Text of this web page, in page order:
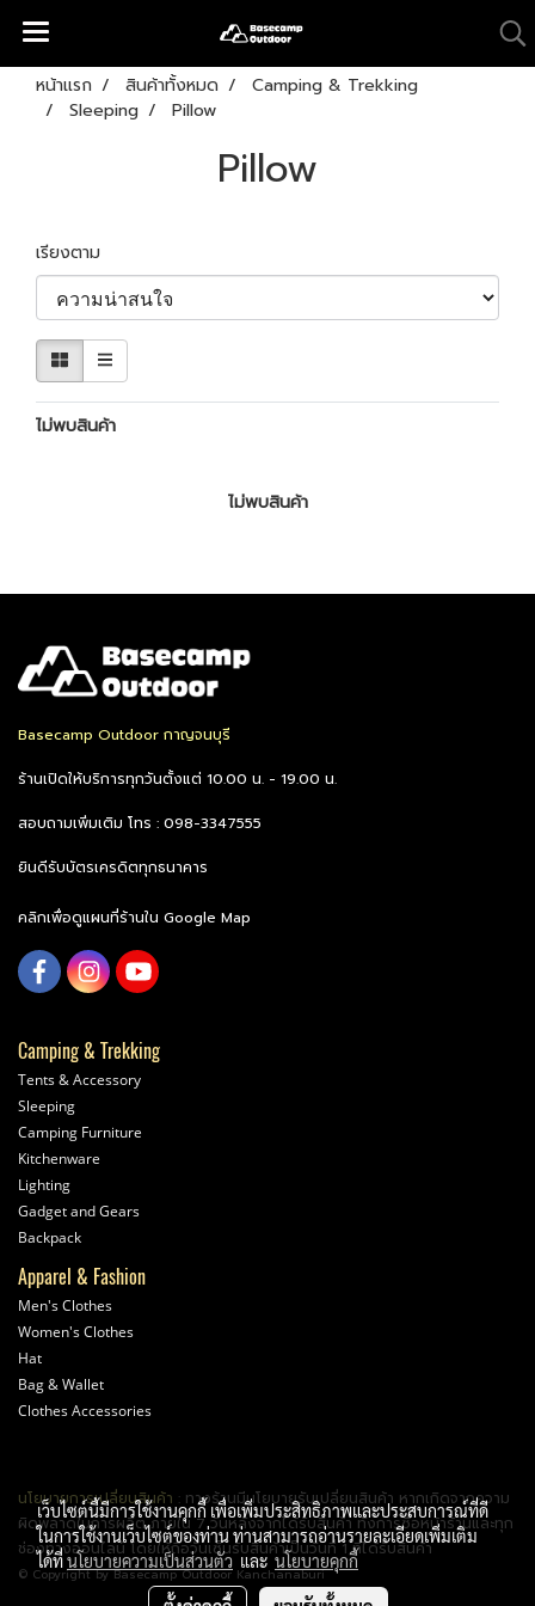
หน้าแรก สินค้าทั้งหมด
Camping & Trekking
Sleeping
Pillow
Pillow
เรียงตาม
ไม่พบสินค้า
ไม่พบสินค้า
Basecamp Outdoor กาญจนบุรี
ร้านเปิดให้บริการทุกวันตั้งแต่ 10.00 น. - 19.00 น.
สอบถามเพิ่มเติม โทร : 098-3347555
ยินดีรับบัตรเครดิตทุกธนาคาร
คลิกเพื่อดูแผนที่ร้านใน Google Map
Camping & Trekking
Tents & Accessory
Sleeping
Camping Furniture
Kitchenware
Lighting
Gadget and Gears
Backpack
Apparel & Fashion
Men's Clothes
Women's Clothes
Hat
Bag & Wallet
Clothes Accessories
นโยบายการเปลี่ยนสินค้า : ทางร้านมีนโยบายรับเปลี่ยนสินค้า หากเกิดจากความ
ผิดพลาดในการผลิต ภายใน 7 วันหลังจากได้รับสินค้า ทั้งการซื้อหน้าร้านและทุก
ช่องทางออนไลน์ โดยให้ถือวันเซ็นรับสินค้าเป็นวันที่ 1 ที่ได้รับสินค้า
© Copyright by Basecamp Outdoor Kanchanaburi
เว็บไซต์นี้มีการใช้งานคุกกี้ เพื่อเพิ่มประสิทธิภาพและประสบการณ์ที่ดี
ในการใช้งานเว็บไซต์ของท่าน ท่านสามารถอ่านรายละเอียดเพิ่มเติม
ได้ที่นโยบายความเป็นส่วนตัวและนโยบายคุกกี้